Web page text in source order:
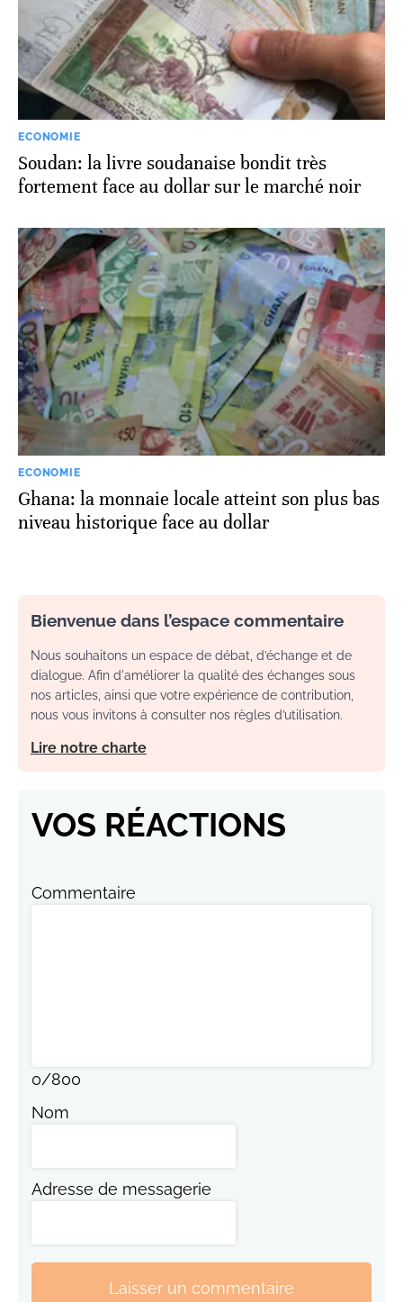
ECONOMIE
Soudan: la livre soudanaise bondit très
fortement face au dollar sur le marché noir
ECONOMIE
Ghana: la monnaie locale atteint son plus bas
niveau historique face au dollar
Bienvenue dans l’espace commentaire
Nous souhaitons un espace de débat, d’échange et de
dialogue. Afin d'améliorer la qualité des échanges sous
nos articles, ainsi que votre expérience de contribution,
nous vous invitons à consulter nos règles d’utilisation.
Lire notre charte
VOS RÉACTIONS
Commentaire
0/800
Nom
Adresse de messagerie
Laisser un commentaire